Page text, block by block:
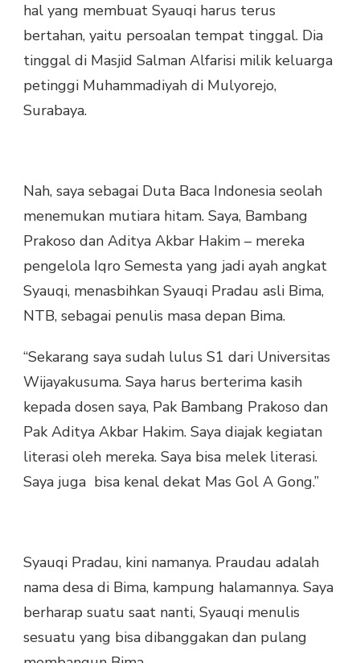
hal yang membuat Syauqi harus terus
bertahan, yaitu persoalan tempat tinggal. Dia
tinggal di Masjid Salman Alfarisi milik keluarga
petinggi Muhammadiyah di Mulyorejo,
Surabaya.
Nah, saya sebagai Duta Baca Indonesia seolah
menemukan mutiara hitam. Saya, Bambang
Prakoso dan Aditya Akbar Hakim – mereka
pengelola Iqro Semesta yang jadi ayah angkat
Syauqi, menasbihkan Syauqi Pradau asli Bima,
NTB, sebagai penulis masa depan Bima.
“Sekarang saya sudah lulus S1 dari Universitas
Wijayakusuma. Saya harus berterima kasih
kepada dosen saya, Pak Bambang Prakoso dan
Pak Aditya Akbar Hakim. Saya diajak kegiatan
literasi oleh mereka. Saya bisa melek literasi.
Saya juga bisa kenal dekat Mas Gol A Gong.”
Syauqi Pradau, kini namanya. Praudau adalah
nama desa di Bima, kampung halamannya. Saya
berharap suatu saat nanti, Syauqi menulis
sesuatu yang bisa dibanggakan dan pulang